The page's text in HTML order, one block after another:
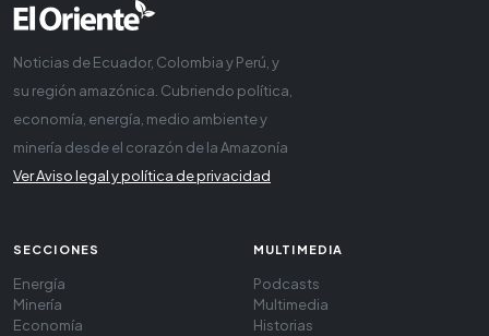
Noticias de Ecuador, Colombia y Perú, y
su región amazónica. Cubriendo política,
economía, energía, medio ambiente y
minería desde el corazón de la Amazonía
Ver Aviso legal y política de privacidad
SECCIONES
Energía
Minería
Economía
MULTIMEDIA
Podcasts
Multimedia
Historias